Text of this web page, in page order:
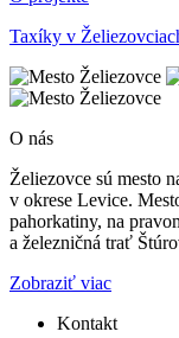
Taxíky v
O nás
Želiezovce sú mesto
v okrese Levice.
pahorkatiny, na
a železničná trať
Zobraziť viac
Kontakt